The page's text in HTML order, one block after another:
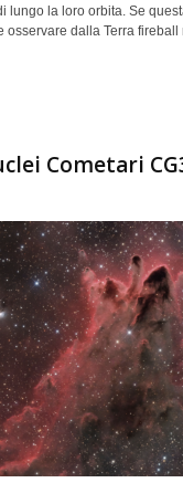
lungo la loro orbita. Se
osservare dalla Terra fireball
Cometari